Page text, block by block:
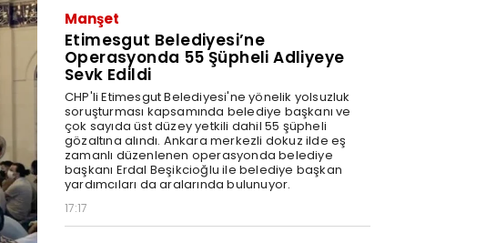
Manşet
Etimesgut Belediyesi’ne
Operasyonda 55 Şüpheli Adliyeye
Sevk Edildi
CHP'li Etimesgut Belediyesi'ne yönelik yolsuzluk
soruşturması kapsamında belediye başkanı ve
çok sayıda üst düzey yetkili dahil 55 şüpheli
gözaltına alındı. Ankara merkezli dokuz ilde eş
zamanlı düzenlenen operasyonda belediye
başkanı Erdal Beşikcioğlu ile belediye başkan
yardımcıları da aralarında bulunuyor.
17:17